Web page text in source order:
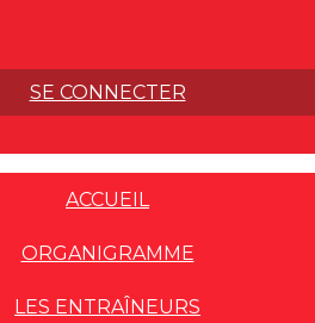
SE CONNECTER
ACCUEIL
ORGANIGRAMME
LES ENTRAÎNEURS